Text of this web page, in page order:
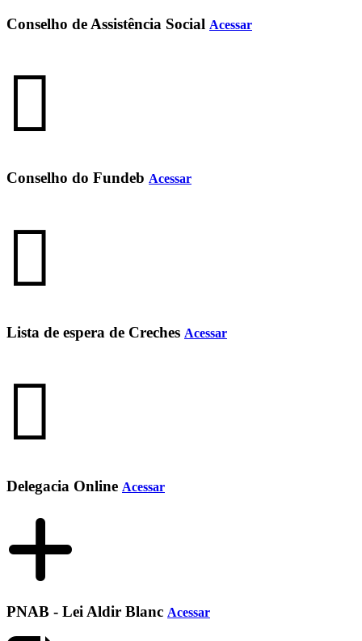
Conselho de Assistência Social Acessar
Conselho do Fundeb Acessar
Lista de espera de Creches Acessar
Delegacia Online Acessar
PNAB - Lei Aldir Blanc Acessar